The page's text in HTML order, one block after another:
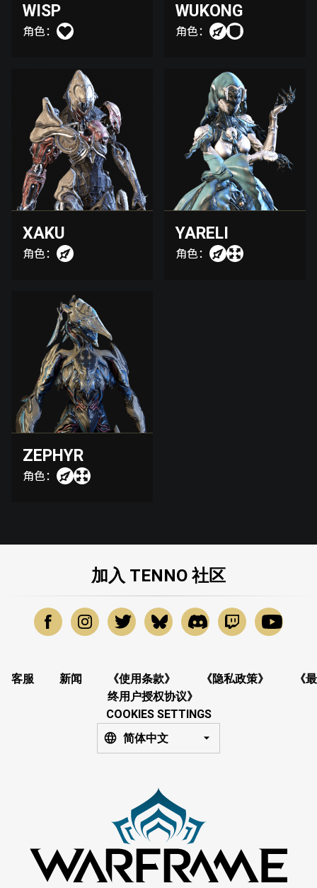
WISP
角色：
WUKONG
角色：
XAKU
角色：
YARELI
角色：
ZEPHYR
角色：
加入 TENNO 社区
客服 新闻 《使用条款》 《隐私政策》
《最
终用户授权协议》
COOKIES SETTINGS
简体中文